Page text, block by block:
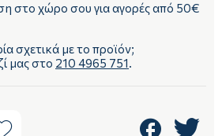
στο χώρο σου για αγορές από 50€
σχετικά με το προϊόν;
μας στο 210 4965 751.